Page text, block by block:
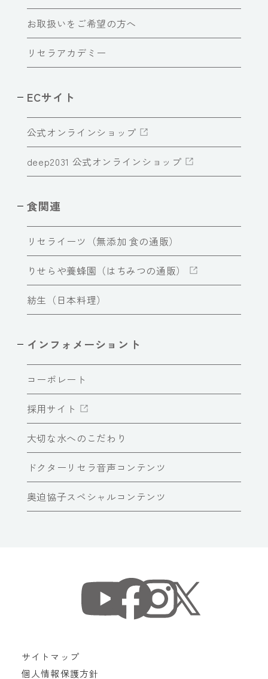
お取扱いをご希望の方へ
リセラアカデミー
ECサイト
公式オンラインショップ
deep2031 公式オンラインショップ
食関連
リセライーツ（無添加 食の通販）
りせらや養蜂園（はちみつの通販）
紡生（日本料理）
インフォメーショント
コーポレート
採用サイト
大切な水へのこだわり
ドクターリセラ音声コンテンツ
奥迫協子スペシャルコンテンツ
サイトマップ
個人情報保護方針